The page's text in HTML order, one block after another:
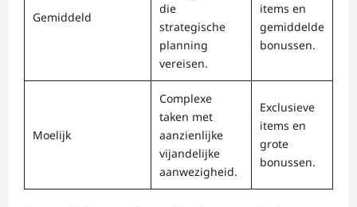
Gemiddeld
die
strategische
planning
vereisen.
items en
gemiddelde
bonussen.
Moelijk
Complexe
taken met
aanzienlijke
vijandelijke
aanwezigheid.
Exclusieve
items en
grote
bonussen.